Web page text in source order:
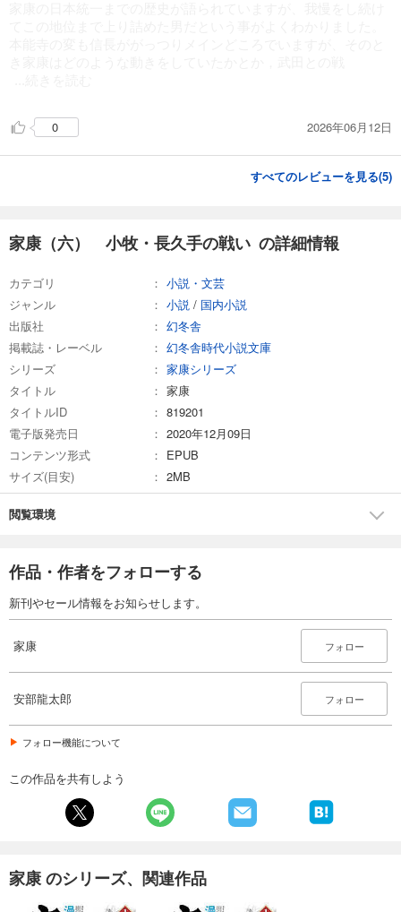
0 2026年06月12日
すべてのレビューを見る(5)
家康（六） 小牧・長久手の戦い の詳細情報
カテゴリ
小説・文芸
ジャンル
小説 / 国内小説
出版社
幻冬舎
掲載誌・レーベル
幻冬舎時代小説文庫
シリーズ
家康シリーズ
タイトル
家康
タイトルID
819201
電子版発売日
2020年12月09日
コンテンツ形式
EPUB
サイズ(目安)
2MB
閲覧環境
作品・作者をフォローする
新刊やセール情報をお知らせします。
家康 フォロー
安部龍太郎 フォロー
フォロー機能について
この作品を共有しよう
家康 のシリーズ、関連作品